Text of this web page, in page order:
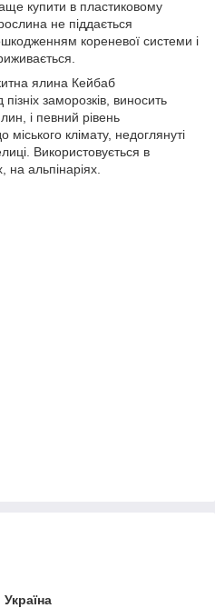
купити в пластиковому
не піддається
кореневої системи і
ялина Кейбаб
заморозків, виносить
і певний рівень
міського клімату, недоглянуті
Використовується в
альпінаріях.
Україна